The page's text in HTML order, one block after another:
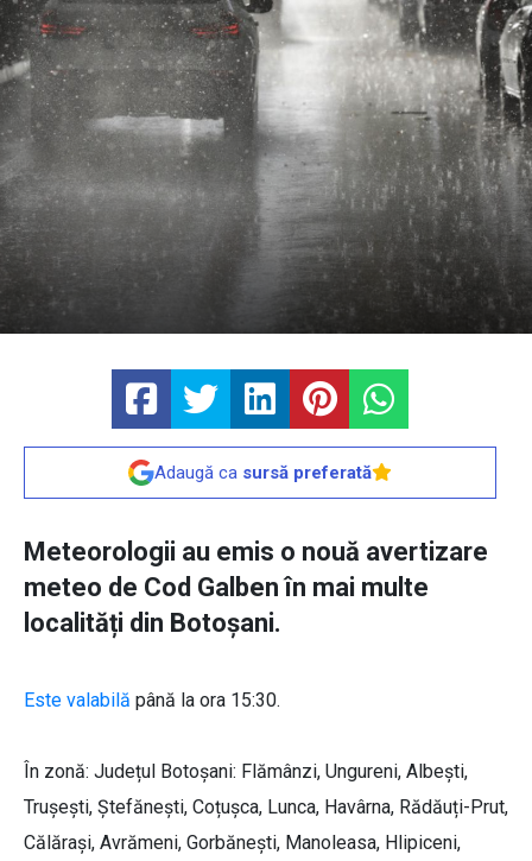
Adaugă ca sursă preferată
Meteorologii au emis o nouă avertizare
meteo de Cod Galben în mai multe
localități din Botoșani.
Este valabilă până la ora 15:30.
În zonă: Județul Botoşani: Flămânzi, Ungureni, Albești,
Trușești, Ștefănești, Coțușca, Lunca, Havârna, Rădăuți-Prut,
Călărași, Avrămeni, Gorbănești, Manoleasa, Hlipiceni,